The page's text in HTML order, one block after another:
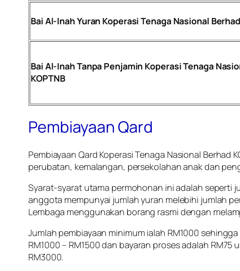
Bai Al-Inah Yuran Koperasi Tenaga Nasional
Bai Al-Inah Tanpa Penjamin Koperasi Tenaga
KOPTNB
Pembiayaan Qard
Pembiayaan Qard Koperasi Tenaga Nasional
perubatan, kemalangan, persekolahan anak dan
Syarat-syarat utama permohonan ini adalah seperti
anggota mempunyai jumlah yuran melebihi jumlah
Lembaga menggunakan borang rasmi dengan
Jumlah pembiayaan minimum ialah RM1000
RM1000 – RM1500 dan bayaran proses adalah
RM3000.